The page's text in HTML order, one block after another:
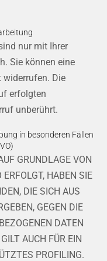
nur mit Ihrer
Sie können eine
widerrufen. Die
erfolgten
unberührt.
in besonderen Fällen
GRUNDLAGE VON
HABEN SIE
DIE SICH AUS
GEGEN DIE
DATEN
AUCH FÜR EIN
PROFILING.